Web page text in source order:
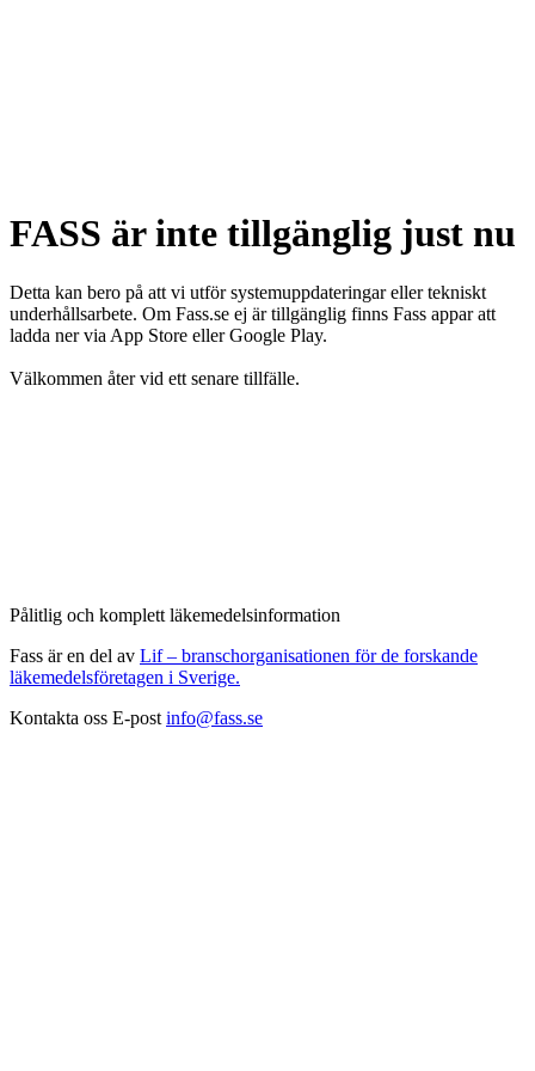
FASS är inte tillgänglig just nu
Detta kan bero på att vi utför systemuppdateringar eller tekniskt
underhållsarbete. Om Fass.se ej är tillgänglig finns Fass appar att
ladda ner via App Store eller Google Play.
Välkommen åter vid ett senare tillfälle.
Pålitlig och komplett läkemedelsinformation
Fass är en del av Lif – branschorganisationen för de forskande
läkemedelsföretagen i Sverige.
Kontakta oss E-post info@fass.se